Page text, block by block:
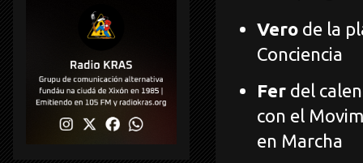
Vero de la
Conciencia
Fer del
con el
en Marcha